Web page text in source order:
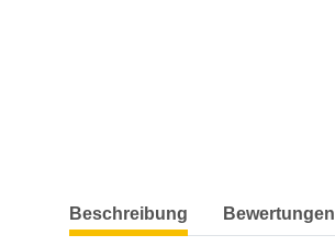
weitere Registerkarten anzeigen
Beschreibung Bewertungen